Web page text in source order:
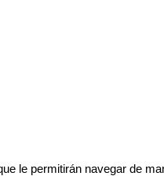
le permitirán navegar de